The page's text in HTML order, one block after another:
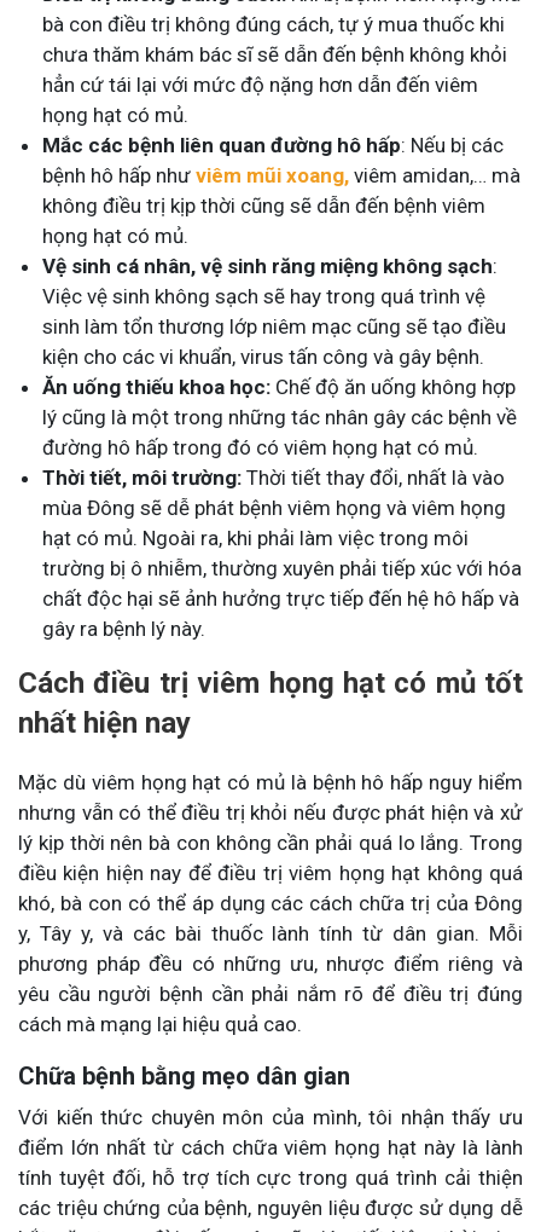
bà con điều trị không đúng cách, tự ý mua thuốc khi
chưa thăm khám bác sĩ sẽ dẫn đến bệnh không khỏi
hẳn cứ tái lại với mức độ nặng hơn dẫn đến viêm
họng hạt có mủ.
Mắc các bệnh liên quan đường hô hấp: Nếu bị các
bệnh hô hấp như viêm mũi xoang, viêm amidan,… mà
không điều trị kịp thời cũng sẽ dẫn đến bệnh viêm
họng hạt có mủ.
Vệ sinh cá nhân, vệ sinh răng miệng không sạch:
Việc vệ sinh không sạch sẽ hay trong quá trình vệ
sinh làm tổn thương lớp niêm mạc cũng sẽ tạo điều
kiện cho các vi khuẩn, virus tấn công và gây bệnh.
Ăn uống thiếu khoa học: Chế độ ăn uống không hợp
lý cũng là một trong những tác nhân gây các bệnh về
đường hô hấp trong đó có viêm họng hạt có mủ.
Thời tiết, môi trường: Thời tiết thay đổi, nhất là vào
mùa Đông sẽ dễ phát bệnh viêm họng và viêm họng
hạt có mủ. Ngoài ra, khi phải làm việc trong môi
trường bị ô nhiễm, thường xuyên phải tiếp xúc với hóa
chất độc hại sẽ ảnh hưởng trực tiếp đến hệ hô hấp và
gây ra bệnh lý này.
Cách điều trị viêm họng hạt có mủ tốt
nhất hiện nay
Mặc dù viêm họng hạt có mủ là bệnh hô hấp nguy hiểm
nhưng vẫn có thể điều trị khỏi nếu được phát hiện và xử
lý kịp thời nên bà con không cần phải quá lo lắng. Trong
điều kiện hiện nay để điều trị viêm họng hạt không quá
khó, bà con có thể áp dụng các cách chữa trị của Đông
y, Tây y, và các bài thuốc lành tính từ dân gian. Mỗi
phương pháp đều có những ưu, nhược điểm riêng và
yêu cầu người bệnh cần phải nắm rõ để điều trị đúng
cách mà mạng lại hiệu quả cao.
Chữa bệnh bằng mẹo dân gian
Với kiến thức chuyên môn của mình, tôi nhận thấy ưu
điểm lớn nhất từ cách chữa viêm họng hạt này là lành
tính tuyệt đối, hỗ trợ tích cực trong quá trình cải thiện
các triệu chứng của bệnh, nguyên liệu được sử dụng dễ